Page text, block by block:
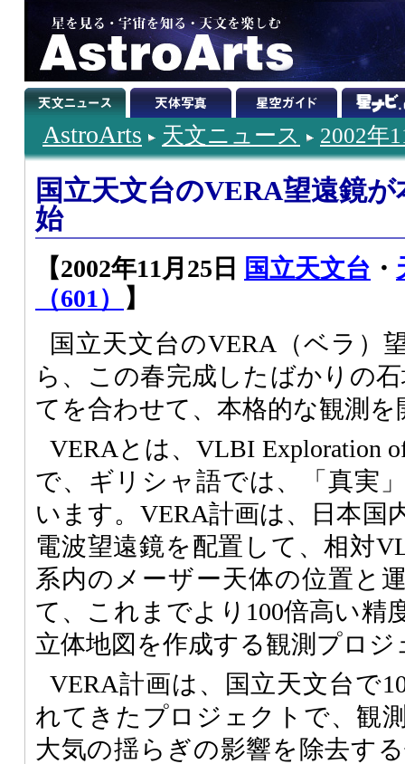
AstroArts 天文ニュース 2002年
国立天文台のVERA望遠鏡
始
【2002年11月25日 国立天文台 ・
（601）
】
国立天文台のVERA （ベラ）
ら、この春完成したばかりの
てを合わせて、本格的な観測
VERA とは、VLBI Exploration
で、ギリシャ語では、「真実
います。 VERA計画は、日本国
電波望遠鏡を配置して、相対
系内のメーザー天体の位置と
て、これまでより100倍高い精
立体地図を作成する観測プロ
VERA計画は、国立天文台で
れてきたプロジェクトで、観
大気の揺らぎの影響を除去す